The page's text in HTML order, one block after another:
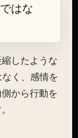
はな
したような
く、感情を
から行動を